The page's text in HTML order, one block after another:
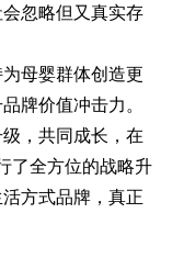
忽略但又真实存
母婴群体创造更
牌价值冲击力。
，共同成长，在
了全方位的战略升
方式品牌，真正